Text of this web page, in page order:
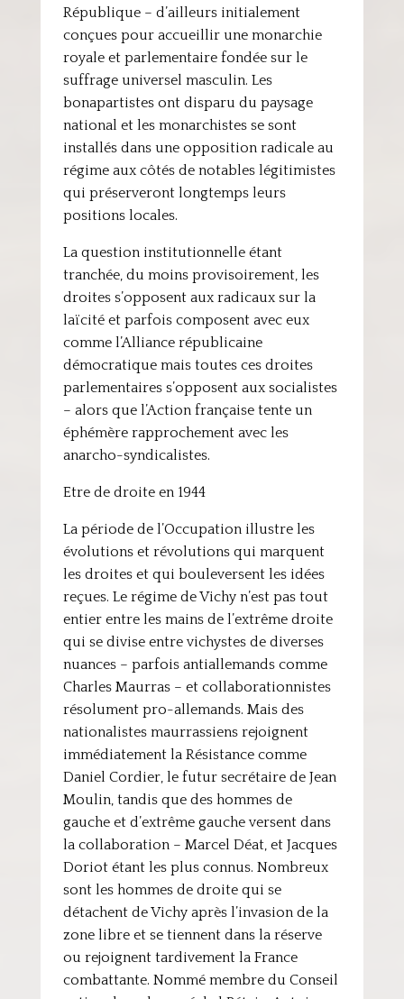
République – d’ailleurs initialement
conçues pour accueillir une monarchie
royale et parlementaire fondée sur le
suffrage universel masculin. Les
bonapartistes ont disparu du paysage
national et les monarchistes se sont
installés dans une opposition radicale au
régime aux côtés de notables légitimistes
qui préserveront longtemps leurs
positions locales.
La question institutionnelle étant
tranchée, du moins provisoirement, les
droites s’opposent aux radicaux sur la
laïcité et parfois composent avec eux
comme l’Alliance républicaine
démocratique mais toutes ces droites
parlementaires s’opposent aux socialistes
– alors que l’Action française tente un
éphémère rapprochement avec les
anarcho-syndicalistes.
Etre de droite en 1944
La période de l’Occupation illustre les
évolutions et révolutions qui marquent
les droites et qui bouleversent les idées
reçues. Le régime de Vichy n’est pas tout
entier entre les mains de l’extrême droite
qui se divise entre vichystes de diverses
nuances – parfois antiallemands comme
Charles Maurras – et collaborationnistes
résolument pro-allemands. Mais des
nationalistes maurrassiens rejoignent
immédiatement la Résistance comme
Daniel Cordier, le futur secrétaire de Jean
Moulin, tandis que des hommes de
gauche et d’extrême gauche versent dans
la collaboration – Marcel Déat, et Jacques
Doriot étant les plus connus. Nombreux
sont les hommes de droite qui se
détachent de Vichy après l’invasion de la
zone libre et se tiennent dans la réserve
ou rejoignent tardivement la France
combattante. Nommé membre du Conseil